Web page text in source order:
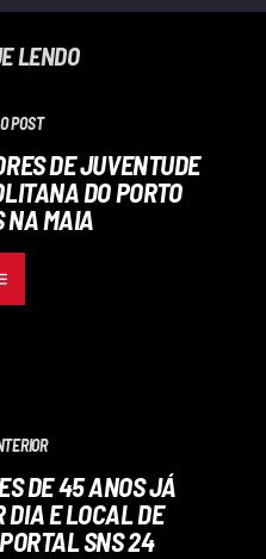
LENDO
POST
DE JUVENTUDE
DO PORTO
NA MAIA
DE 45 ANOS JÁ
DIA E LOCAL DE
SNS 24